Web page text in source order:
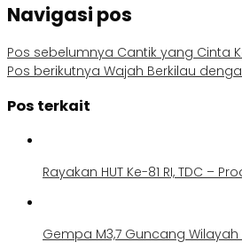
Navigasi pos
Pos sebelumnya Cantik yang Cinta
Pos berikutnya Wajah Berkilau
Pos terkait
Rayakan HUT Ke-81 RI, TDC –
Gempa M3,7 Guncang